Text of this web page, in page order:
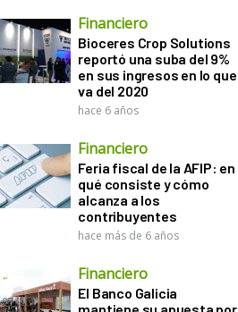
Financiero
Bioceres Crop Solutions
reportó una suba del 9%
en sus ingresos en lo que
va del 2020
hace 6 años
Financiero
Feria fiscal de la AFIP: en
qué consiste y cómo
alcanza a los
contribuyentes
hace más de 6 años
Financiero
El Banco Galicia